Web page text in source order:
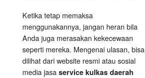
Ketika tetap memaksa
menggunakannya, jangan heran bila
Anda juga merasakan kekecewaan
seperti mereka. Mengenai ulasan, bisa
dilihat dari website resmi atau sosial
media jasa service kulkas daerah